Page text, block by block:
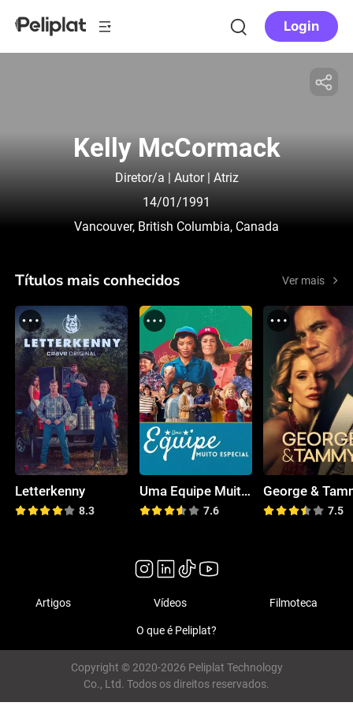
Login
Kelly McCormack
Diretor/a | Autor | Atriz
14/01/1991
Vancouver, British Columbia, Canada
Títulos mais conhecidos Ver mais
Letterkenny
8.3
Uma Equipe Muito Especial
7.6
George &
7.5
Artigos Vídeos Filmoteca
O que é Peliplat?
Copyright © 2020-2026 Peliplat Technology
Co., Ltd. Todos os direitos reservados.